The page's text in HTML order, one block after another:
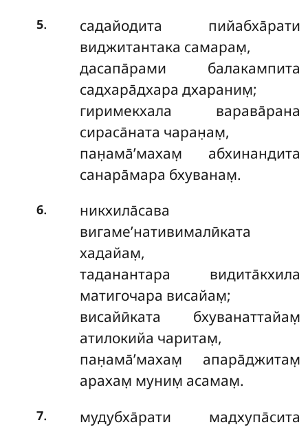
5.
садайодита пийабха̄рати
виджитантака самарам̣,
дасапа̄рами балакампита
садхара̄дхара дхараним̣;
гиримекхала варава̄рана
сираса̄ната чаран̣ам̣,
пан̣ама̄’махам̣ абхинандита
санара̄мара бхуванам̣.
6.
никхила̄сава
вигаме’нативималӣката
хадайам̣,
таданантара видита̄кхила
матигочара висайам̣;
висайӣката бхуванаттайам̣
атилокийа чаритам̣,
пан̣ама̄’махам̣ апара̄джитам̣
арахам̣ муним̣ асамам̣.
7.
мудубха̄рати мадхупа̄сита